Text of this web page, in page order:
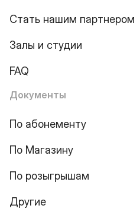
Стать нашим партнером
Залы и студии
FAQ
Документы
По абонементу
По Магазину
По розыгрышам
Другие